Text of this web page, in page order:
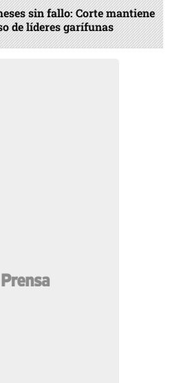
sin fallo: Corte mantiene
de líderes garífunas